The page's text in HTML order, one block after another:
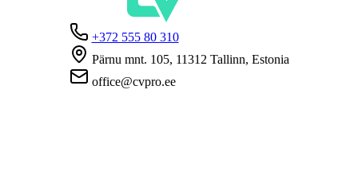
+372 555 80 310
Pärnu mnt. 105, 11312 Tallinn, Estonia
office@cvpro.ee